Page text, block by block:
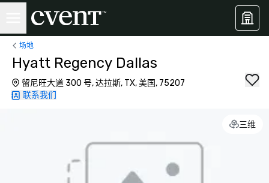
场地
Hyatt Regency Dallas
留尼旺大道 300 号, 达拉斯, TX, 美国, 75207
联系我们
三维